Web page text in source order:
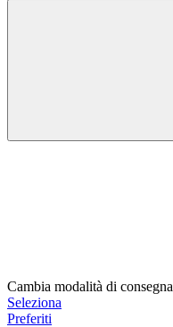
Cambia modalità di consegna
Seleziona
Preferiti